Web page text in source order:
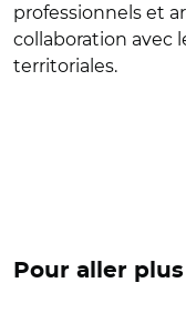
professionnels et
collaboration avec
territoriales.
Pour aller